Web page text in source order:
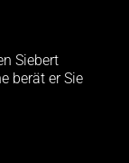
Siebert
berät er Sie